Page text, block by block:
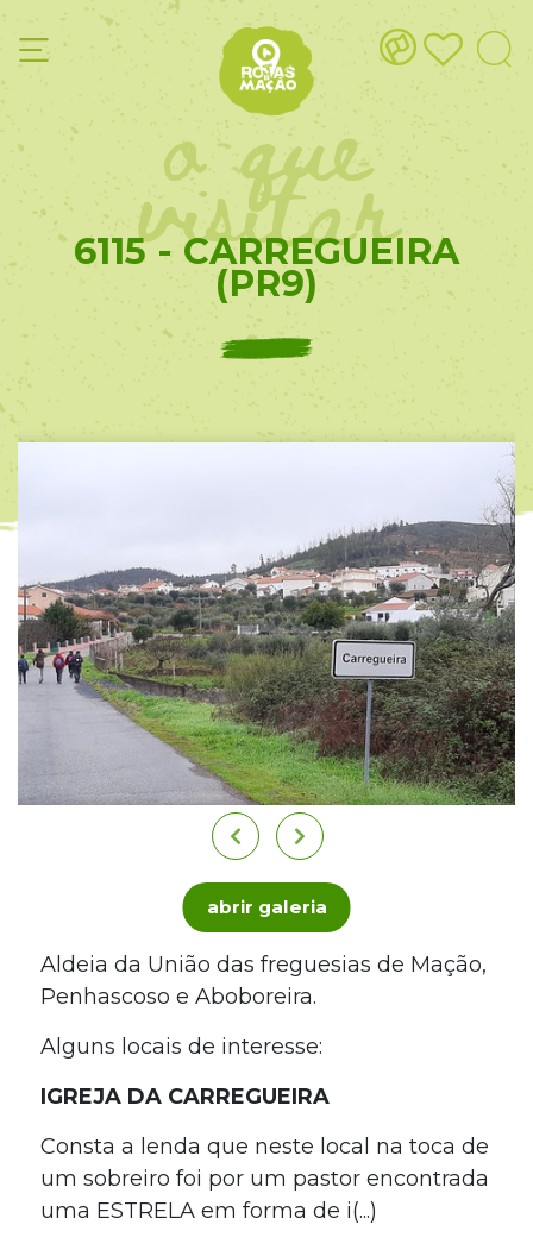
o que
visitar
6115 - CARREGUEIRA
(PR9)
abrir galeria
Aldeia da União das freguesias de Mação,
Penhascoso e Aboboreira.
Alguns locais de interesse:
IGREJA DA CARREGUEIRA
Consta a lenda que neste local na toca de
um sobreiro foi por um pastor encontrada
uma ESTRELA em forma de i(...)